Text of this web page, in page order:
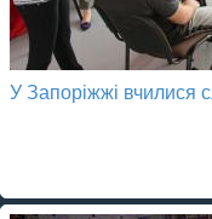
У Запоріжжі вчилися